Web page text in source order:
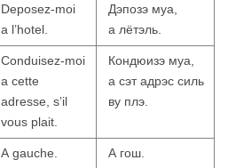
Deposez-moi
a l’hotel.
Дэпозэ муа,
а лётэль.
Conduisez-moi
a cette
adresse, s’il
vous plait.
Кондюизэ муа,
а сэт адрэс силь
ву плэ.
A gauche. А гош.